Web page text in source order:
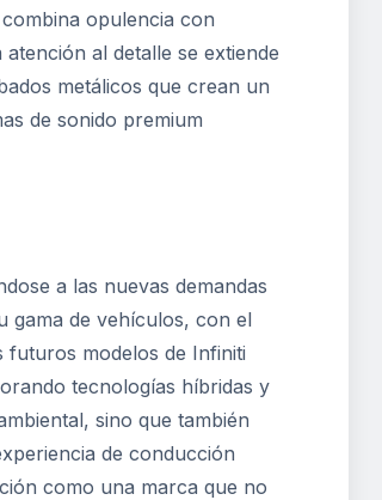
opulencia con
al detalle se extiende
metálicos que crean un
de sonido premium
a las nuevas demandas
gama de vehículos, con el
futuros modelos de Infiniti
tecnologías híbridas y
sino que también
de conducción
como una marca que no